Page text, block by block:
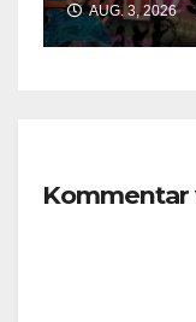
AUG. 3, 2026
Kommentar